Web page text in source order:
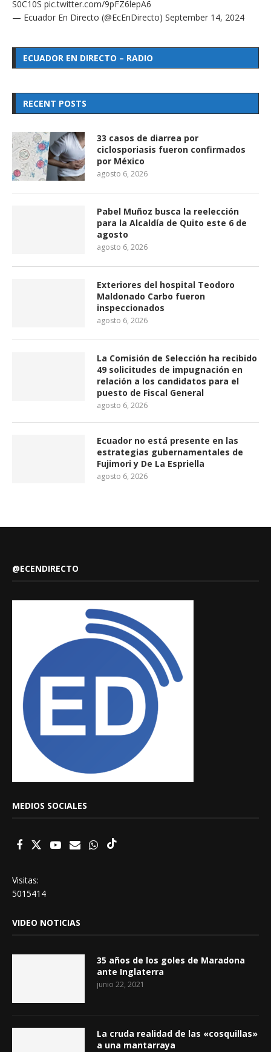
S0C10S pic.twitter.com/9pFZ6lepA6
— Ecuador En Directo (@EcEnDirecto) September 14, 2024
ECUADOR EN DIRECTO – RADIO
RECENT POSTS
33 casos de diarrea por
ciclosporiasis fueron confirmados
por México
agosto 6, 2026
Pabel Muñoz busca la reelección
para la Alcaldía de Quito este 6 de
agosto
agosto 6, 2026
Exteriores del hospital Teodoro
Maldonado Carbo fueron
inspeccionados
agosto 6, 2026
La Comisión de Selección ha recibido
49 solicitudes de impugnación en
relación a los candidatos para el
puesto de Fiscal General
agosto 6, 2026
Ecuador no está presente en las
estrategias gubernamentales de
Fujimori y De La Espriella
agosto 6, 2026
@ECENDIRECTO
MEDIOS SOCIALES
Visitas:
5015414
VIDEO NOTICIAS
35 años de los goles de Maradona
ante Inglaterra
junio 22, 2021
La cruda realidad de las «cosquillas»
a una mantarraya